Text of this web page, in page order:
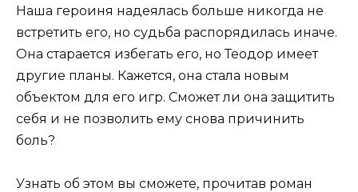
Наша героиня надеялась больше никогда не
встретить его, но судьба распорядилась иначе.
Она старается избегать его, но Теодор имеет
другие планы. Кажется, она стала новым
объектом для его игр. Сможет ли она защитить
себя и не позволить ему снова причинить
боль?
Узнать об этом вы сможете, прочитав роман